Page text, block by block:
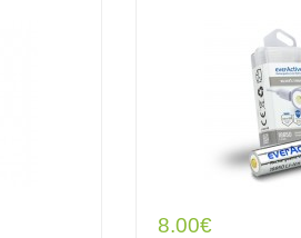
8.00€